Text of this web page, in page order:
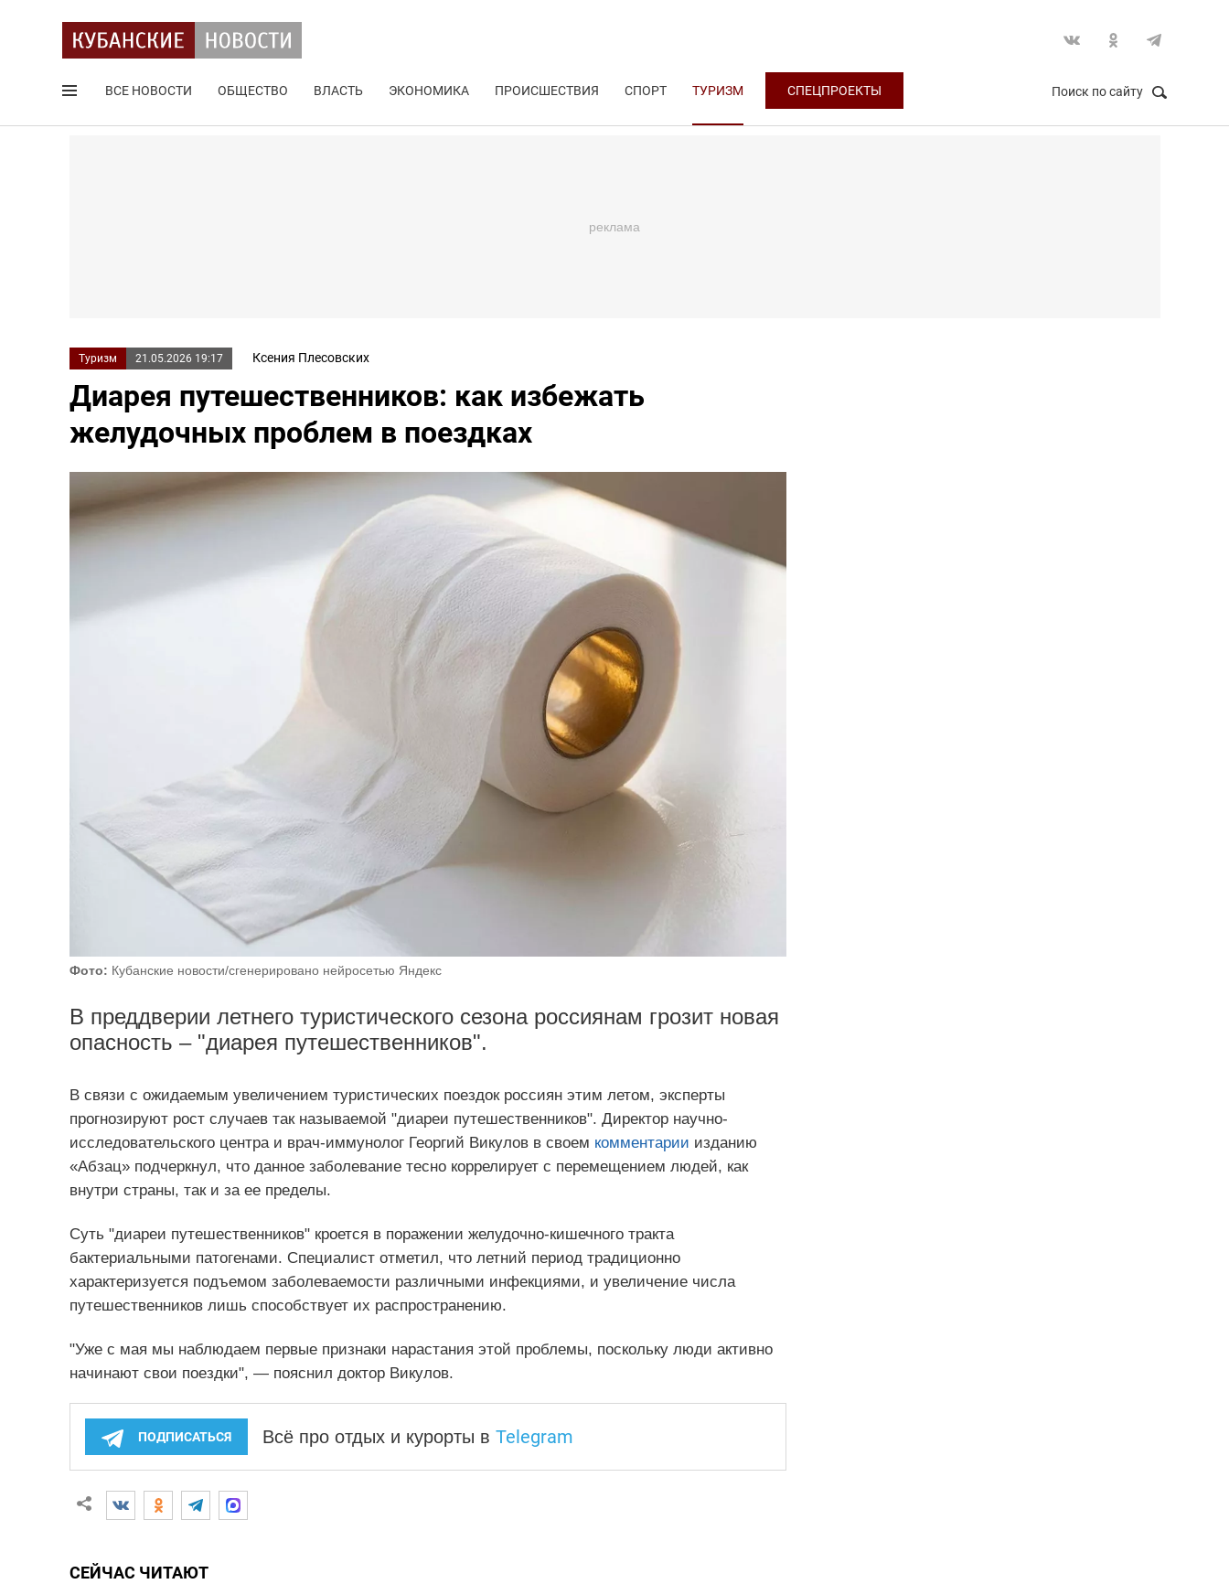
ВСЕ НОВОСТИ ОБЩЕСТВО ВЛАСТЬ ЭКОНОМИКА ПРОИСШЕСТВИЯ СПОРТ ТУРИЗМ СПЕЦПРОЕКТЫ Поиск по сайту
Туризм 21.05.2026 19:17 Ксения Плесовских
Диарея путешественников: как избежать
желудочных проблем в поездках
Фото: Кубанские новости/сгенерировано нейросетью Яндекс
В преддверии летнего туристического сезона россиянам грозит новая
опасность – "диарея путешественников".
В связи с ожидаемым увеличением туристических поездок россиян этим летом, эксперты
прогнозируют рост случаев так называемой "диареи путешественников". Директор научно-
исследовательского центра и врач-иммунолог Георгий Викулов в своем комментарии изданию
«Абзац» подчеркнул, что данное заболевание тесно коррелирует с перемещением людей, как
внутри страны, так и за ее пределы.
Суть "диареи путешественников" кроется в поражении желудочно-кишечного тракта
бактериальными патогенами. Специалист отметил, что летний период традиционно
характеризуется подъемом заболеваемости различными инфекциями, и увеличение числа
путешественников лишь способствует их распространению.
"Уже с мая мы наблюдаем первые признаки нарастания этой проблемы, поскольку люди активно
начинают свои поездки", — пояснил доктор Викулов.
ПОДПИСАТЬСЯ Всё про отдых и курорты в Telegram
СЕЙЧАС ЧИТАЮТ